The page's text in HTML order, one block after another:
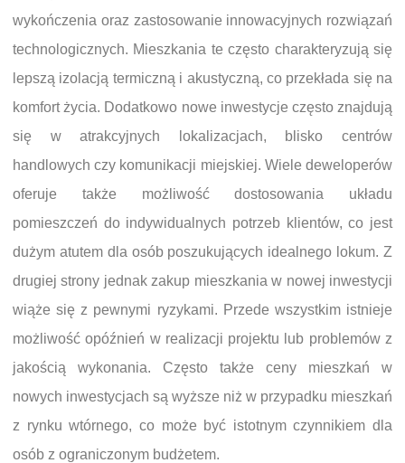
wykończenia oraz zastosowanie innowacyjnych rozwiązań
technologicznych. Mieszkania te często charakteryzują się
lepszą izolacją termiczną i akustyczną, co przekłada się na
komfort życia. Dodatkowo nowe inwestycje często znajdują
się w atrakcyjnych lokalizacjach, blisko centrów
handlowych czy komunikacji miejskiej. Wiele deweloperów
oferuje także możliwość dostosowania układu
pomieszczeń do indywidualnych potrzeb klientów, co jest
dużym atutem dla osób poszukujących idealnego lokum. Z
drugiej strony jednak zakup mieszkania w nowej inwestycji
wiąże się z pewnymi ryzykami. Przede wszystkim istnieje
możliwość opóźnień w realizacji projektu lub problemów z
jakością wykonania. Często także ceny mieszkań w
nowych inwestycjach są wyższe niż w przypadku mieszkań
z rynku wtórnego, co może być istotnym czynnikiem dla
osób z ograniczonym budżetem.